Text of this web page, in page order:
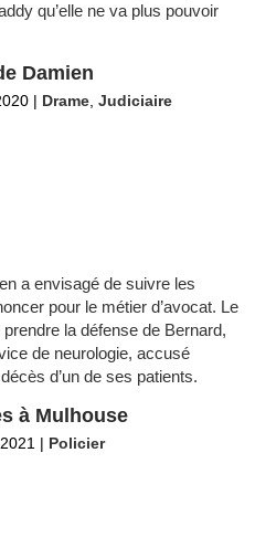
qu’elle ne va plus pouvoir
Damien
| Drame ,Judiciaire
a envisagé de suivre les
pour le métier d’avocat. Le
la défense de Bernard,
de neurologie, accusé
d’un de ses patients.
à Mulhouse
| Policier